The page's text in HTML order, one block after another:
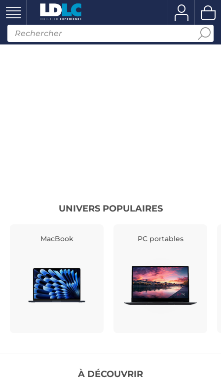
UNIVERS POPULAIRES
MacBook PC portables
À DÉCOUVRIR